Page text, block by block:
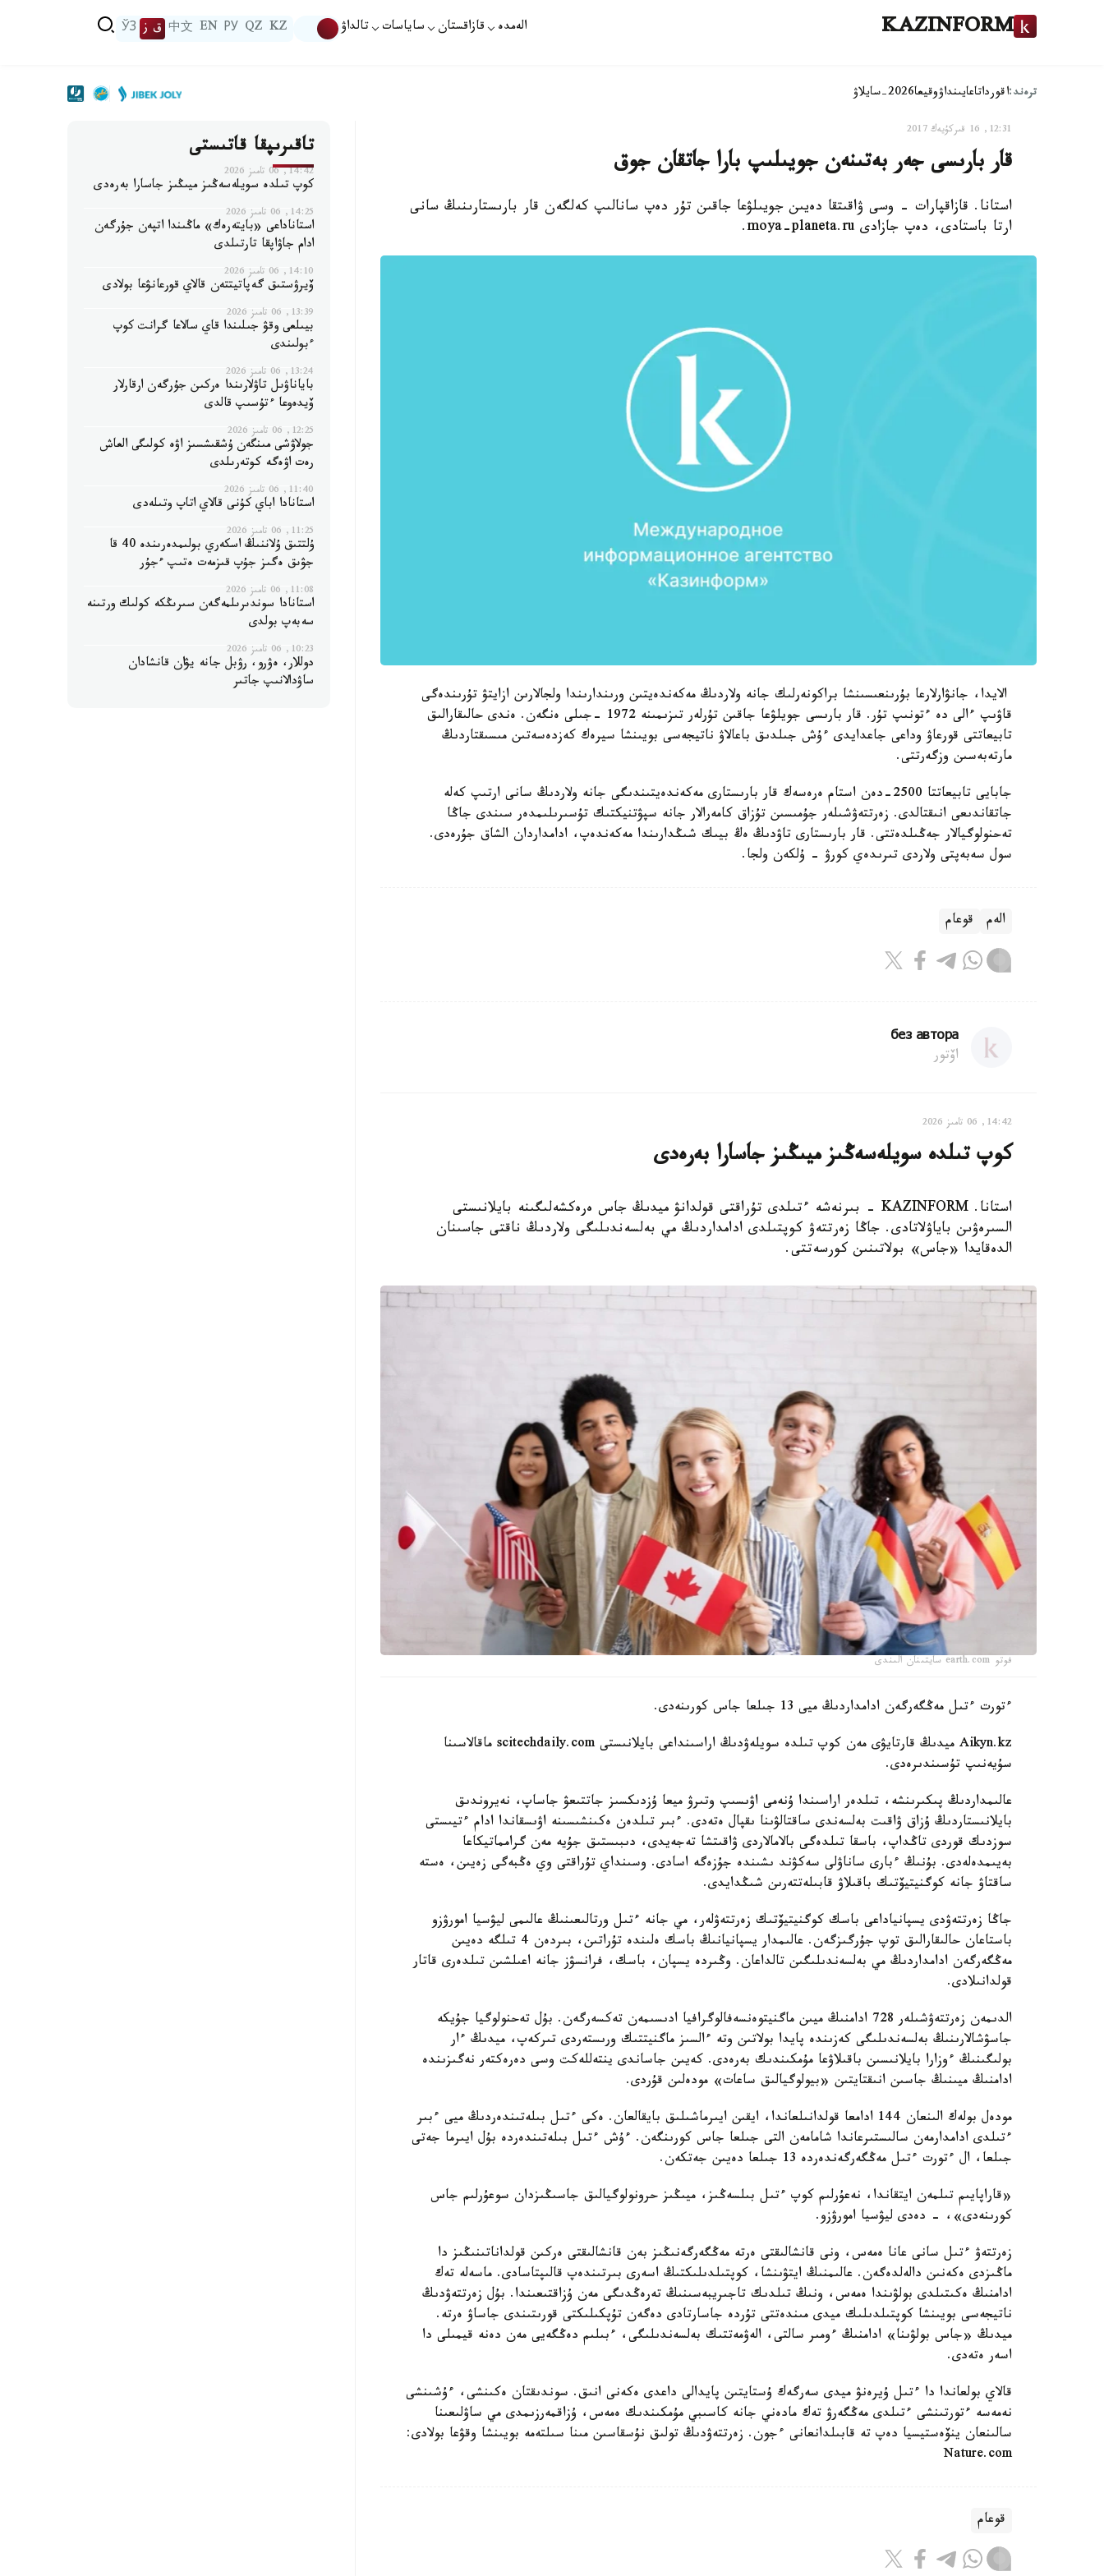
KAZINFORM الەمدە قازاقستان ساياسات تالداۋ KZ
QZ
РУ
EN
中文 ق ز ЎЗ
ترەند:اقورداتاعايىنداۋوقيعا2026-سايلاۋ
12:31, 16 قىركۇيەك 2017
قار بارىسى جەر بەتىنەن جويىلىپ بارا جاتقان جوق
استانا. قازاقپارات - وسى ۋاقىتقا دەيىن جويىلۋعا جاقىن تۇر دەپ سانالىپ كەلگەن قار بارىستارىنىڭ سانى
ارتا باستادى، دەپ جازادى moya-planeta.ru.
الايدا، جانۋارلارعا بۇرىنعىسىنشا براكونەرلىك جانە ولاردىڭ مەكەندەيتىن ورىندارىندا ولجالارىن ازايتۋ تۇرىندەگى
قاۋىپ ءالى دە ءتونىپ تۇر. قار بارىسى جويلۋعا جاقىن تۇرلەر تىزىمىنە 1972 -جىلى ەنگەن. ەندى حالىقارالىق
تابيعاتتى قورعاۋ وداعى جاعدايدى ءۇش جىلدىق باعالاۋ ناتيجەسى بويىنشا سيرەك كەزدەسەتىن مىسىقتاردىڭ
مارتەبەسىن وزگەرتتى.
جابايى تابيعاتتا 2500-دەن استام ەرەسەك قار بارىستارى مەكەندەيتىندىگى جانە ولاردىڭ سانى ارتىپ كەلە
جاتقاندىعى انىقتالدى. زەرتتەۋشىلەر جۇمىسىن تۇزاق كامەرالار جانە سپۋتنيكتىك تۇسىرىلىمدەر سىندى جاڭا
تەحنولوگيالار جەڭىلدەتتى. قار بارىستارى تاۋدىڭ ەڭ بيىك شىڭدارىندا مەكەندەپ، ادامداردان الشاق جۇرەدى.
سول سەبەپتى ولاردى تىرىدەي كورۋ - ۇلكەن ولجا.
الەم قوعام
без автора
اۆتور
14:42, 06 تامىز 2026
كوپ تىلدە سويلەسەڭىز ميىڭىز جاسارا بەرەدى
استانا. KAZINFORM - بىرنەشە ءتىلدى تۇراقتى قولدانۋ ميدىڭ جاس ەرەكشەلىگىنە بايلانىستى
السىرەۋىن باياۋلاتادى. جاڭا زەرتتەۋ كوپتىلدى ادامداردىڭ مي بەلسەندىلىگى ولاردىڭ ناقتى جاسىنان
الدەقايدا «جاس» بولاتىنىن كورسەتتى.
فوتو earth.com سايتىنان الىندى
ءتورت ءتىل مەڭگەرگەن ادامداردىڭ ميى 13 جىلعا جاس كورىنەدى.
Aikyn.kz ميدىڭ قارتايۋى مەن كوپ تىلدە سويلەۋدىڭ اراسىنداعى بايلانىستى scitechdaily.com ماقالاسىنا
سۇيەنىپ تۇسىندىرەدى.
عالىمداردىڭ پىكىرىنشە، تىلدەر اراسىندا ۇنەمى اۋىسىپ وتىرۋ ميعا ۇزدىكسىز جاتتىعۋ جاساپ، نەيروندىق
بايلانىستاردىڭ ۇزاق ۋاقىت بەلسەندى ساقتالۋىنا ىقپال ەتەدى. ءبىر تىلدەن ەكىنشىسىنە اۋىسقاندا ادام ءتيىستى
سوزدىك قوردى تاڭداپ، باسقا تىلدەگى بالامالاردى ۋاقىتشا تەجەيدى، دىبىستىق جۇيە مەن گرامماتيكاعا
بەيىمدەلەدى. بۇنىڭ ءبارى ساناۋلى سەكۋند ىشىندە جۇزەگە اسادى. وسىنداي تۇراقتى وي ەڭبەگى زەيىن، ەستە
ساقتاۋ جانە كوگنيتيۆتىك باقىلاۋ قابىلەتتەرىن شىڭدايدى.
جاڭا زەرتتەۋدى يسپانياداعى باسك كوگنيتيۆتىك زەرتتەۋلەر، مي جانە ءتىل ورتالىعىنىڭ عالىمى ليۋسيا امورۋزو
باستاعان حالىقارالىق توپ جۇرگىزگەن. عالىمدار يسپانيانىڭ باسك ەلىندە تۇراتىن، بىردەن 4 تىلگە دەيىن
مەڭگەرگەن ادامداردىڭ مي بەلسەندىلىگىن تالداعان. وڭىردە يسپان، باسك، فرانسۋز جانە اعىلشىن تىلدەرى قاتار
قولدانىلادى.
الدىمەن زەرتتەۋشىلەر 728 ادامنىڭ ميىن ماگنيتوەنسەفالوگرافيا ادىسىمەن تەكسەرگەن. بۇل تەحنولوگيا جۇيكە
جاسۋشالارىنىڭ بەلسەندىلىگى كەزىندە پايدا بولاتىن وتە ءالسىز ماگنيتتىك ورىستەردى تىركەپ، ميدىڭ ءار
بولىگىنىڭ ءوزارا بايلانىسىن باقىلاۋعا مۇمكىندىك بەرەدى. كەيىن جاساندى ينتەللەكت وسى دەرەكتەر نەگىزىندە
ادامنىڭ ميىنىڭ جاسىن انىقتايتىن «بيولوگيالىق ساعات» مودەلىن قۇردى.
مودەل بولەك الىنعان 144 ادامعا قولدانىلعاندا، ايقىن ايىرماشىلىق بايقالعان. ەكى ءتىل بىلەتىندەردىڭ ميى ءبىر
ءتىلدى ادامدارمەن سالىستىرعاندا شامامەن التى جىلعا جاس كورىنگەن. ءۇش ءتىل بىلەتىندەردە بۇل ايىرما جەتى
جىلعا، ال ءتورت ءتىل مەڭگەرگەندەردە 13 جىلعا دەيىن جەتكەن.
«قاراپايىم تىلمەن ايتقاندا، نەعۇرلىم كوپ ءتىل بىلسەڭىز، ميىڭىز حرونولوگيالىق جاسىڭىزدان سوعۇرلىم جاس
كورىنەدى»، - دەدى ليۋسيا امورۋزو.
زەرتتەۋ ءتىل سانى عانا ەمەس، ونى قانشالىقتى ەرتە مەڭگەرگەنىڭىز بەن قانشالىقتى ەركىن قولداناتىنىڭىز دا
ماڭىزدى ەكەنىن دالەلدەگەن. عالىمنىڭ ايتۋىنشا، كوپتىلدىلىكتىڭ اسەرى بىرتىندەپ قالىپتاسادى. ماسەلە تەك
ادامنىڭ ەكىتىلدى بولۋىندا ەمەس، ونىڭ تىلدىك تاجىريبەسىنىڭ تەرەڭدىگى مەن ۇزاقتىعىندا. بۇل زەرتتەۋدىڭ
ناتيجەسى بويىنشا كوپتىلدىلىك ميدى مىندەتتى تۇردە جاسارتادى دەگەن تۇپكىلىكتى قورىتىندى جاساۋ ەرتە.
ميدىڭ «جاس بولۋىنا» ادامنىڭ ءومىر سالتى، الەۋمەتتىك بەلسەندىلىگى، ءبىلىم دەڭگەيى مەن دەنە قيمىلى دا
اسەر ەتەدى.
قالاي بولعاندا دا ءتىل ۇيرەنۋ ميدى سەرگەك ۇستايتىن پايدالى داعدى ەكەنى انىق. سوندىقتان ەكىنشى، ءۇشىنشى
نەمەسە ءتورتىنشى ءتىلدى مەڭگەرۋ تەك مادەني جانە كاسىبي مۇمكىندىك ەمەس، ۇزاقمەرزىمدى مي ساۋلىعىنا
سالىنعان ينۆەستيسيا دەپ تە قابىلدانعانى ءجون. زەرتتەۋدىڭ تولىق نۇسقاسىن مىنا سىلتەمە بويىنشا وقۋعا بولادى:
Nature.com
قوعام
تاقىرىپقا قاتىستى
14:42, 06 تامىز 2026
كوپ تىلدە سويلەسەڭىز ميىڭىز جاسارا بەرەدى
14:25, 06 تامىز 2026
استاناداعى «بايتەرەك» ماڭىندا اتپەن جۇرگەن
ادام جاۋاپقا تارتىلدى
14:10, 06 تامىز 2026
ۆيرۋستىق گەپاتيتتەن قالاي قورعانۋعا بولادى
13:39, 06 تامىز 2026
بيىلعى وقۋ جىلىندا قاي سالاعا گرانت كوپ
ءبولىندى
13:24, 06 تامىز 2026
باياناۋىل تاۋلارىندا ەركىن جۇرگەن ارقارلار
ۆيدەوعا ءتۇسىپ قالدى
12:25, 06 تامىز 2026
جولاۋشى مىنگەن ۇشقىشسىز اۋە كولىگى العاش
رەت اۋەگە كوتەرىلدى
11:40, 06 تامىز 2026
استانادا اباي كۇنى قالاي اتاپ وتىلەدى
11:25, 06 تامىز 2026
ۇلتتىق ۇلاننىڭ اسكەري بولىمدەرىندە 40 قا
جۋىق ەگىز جۇپ قىزمەت ەتىپ ءجۇر
11:08, 06 تامىز 2026
استانادا سوندىرىلمەگەن سىرىڭكە كولىك ورتىنە
سەبەپ بولدى
10:23, 06 تامىز 2026
دوللار، ەۋرو، رۋبل جانە يۋان قانشادان
ساۋدالانىپ جاتىر